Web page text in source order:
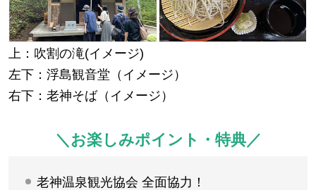
上：吹割の滝(イメージ)
左下：浮島観音堂（イメージ）
右下：老神そば（イメージ）
＼お楽しみポイント・特典／
老神温泉観光協会 全面協力！